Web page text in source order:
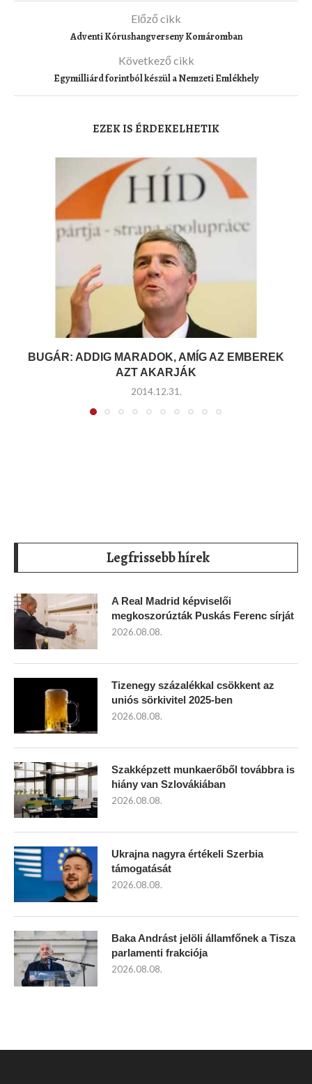
Előző cikk
Adventi Kórushangverseny Komáromban
Következő cikk
Egymilliárd forintból készül a Nemzeti Emlékhely
EZEK IS ÉRDEKELHETIK
BUGÁR: ADDIG MARADOK, AMÍG AZ EMBEREK
AZT AKARJÁK
2014.12.31.
Legfrissebb hírek
A Real Madrid képviselői
megkoszorúzták Puskás Ferenc sírját
2026.08.08.
Tizenegy százalékkal csökkent az
uniós sörkivitel 2025-ben
2026.08.08.
Szakképzett munkaerőből továbbra is
hiány van Szlovákiában
2026.08.08.
Ukrajna nagyra értékeli Szerbia
támogatását
2026.08.08.
Baka Andrást jelöli államfőnek a Tisza
parlamenti frakciója
2026.08.08.